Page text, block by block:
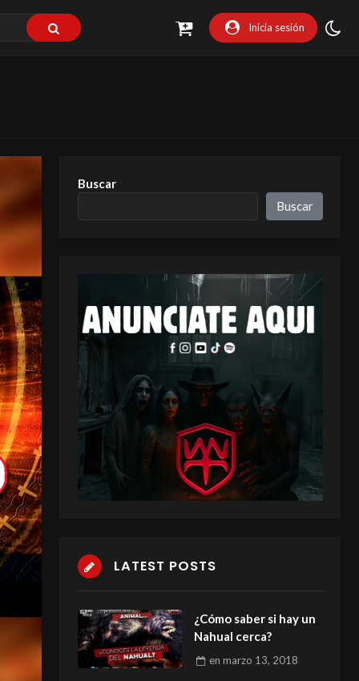
Inicia sesión
Buscar
Buscar
LATEST POSTS
¿Cómo saber si hay un
Nahual cerca?
enmarzo 13, 2018